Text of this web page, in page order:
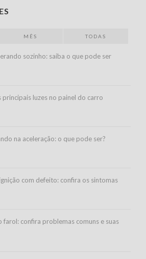
MÊS TODAS
sozinho: saiba o que pode ser
principais luzes no painel do carro
na aceleração: o que pode ser?
com defeito: confira os sintomas
farol: confira problemas comuns e suas